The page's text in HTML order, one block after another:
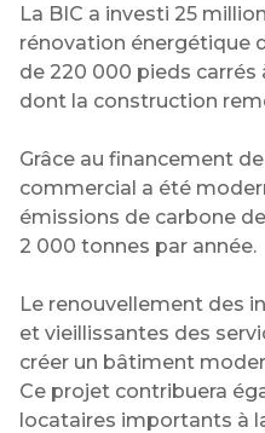
La BIC a investi 25
rénovation énergétique
de 220 000 pieds carrés
dont la construction
Grâce au financement de
commercial a été
émissions de carbone
2 000 tonnes par année.
Le renouvellement des
et vieillissantes des
créer un bâtiment
Ce projet contribuera
locataires importants à